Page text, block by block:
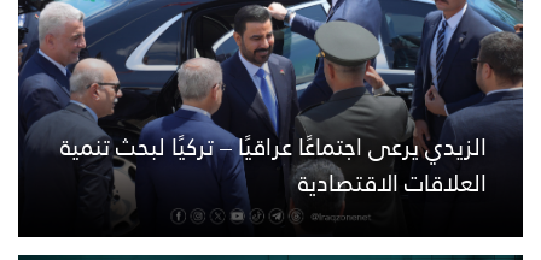
الزيدي يرعى اجتماعًا عراقيًا – تركيًا لبحث تنمية
العلاقات الاقتصادية